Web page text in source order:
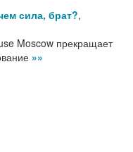
сила, брат?,
Moscow прекращает
»»